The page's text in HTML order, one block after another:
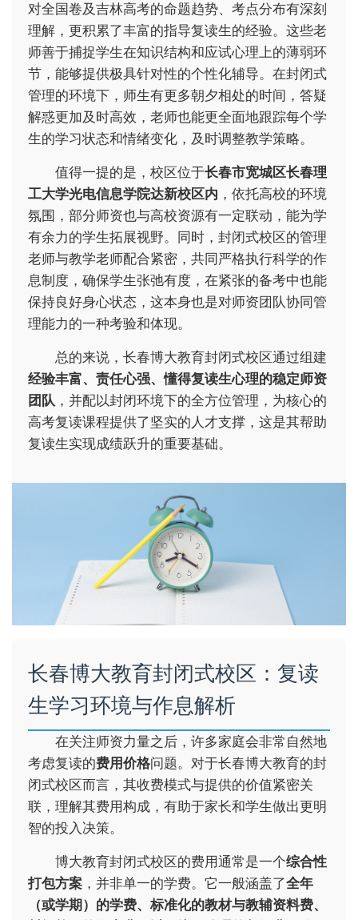
对全国卷及吉林高考的命题趋势、考点分布有深刻
理解，更积累了丰富的指导复读生的经验。这些老
师善于捕捉学生在知识结构和应试心理上的薄弱环
节，能够提供极具针对性的个性化辅导。在封闭式
管理的环境下，师生有更多朝夕相处的时间，答疑
解惑更加及时高效，老师也能更全面地跟踪每个学
生的学习状态和情绪变化，及时调整教学策略。
值得一提的是，校区位于长春市宽城区长春理
工大学光电信息学院达新校区内 ，依托高校的环境
氛围，部分师资也与高校资源有一定联动，能为学
有余力的学生拓展视野。同时，封闭式校区的管理
老师与教学老师配合紧密，共同严格执行科学的作
息制度，确保学生张弛有度，在紧张的备考中也能
保持良好身心状态，这本身也是对师资团队协同管
理能力的一种考验和体现。
总的来说，长春博大教育封闭式校区通过组建
经验丰富、责任心强、懂得复读生心理的稳定师资
团队 ，并配以封闭环境下的全方位管理，为核心的
高考复读课程提供了坚实的人才支撑，这是其帮助
复读生实现成绩跃升的重要基础。
长春博大教育封闭式校区：复读
生学习环境与作息解析
在关注师资力量之后，许多家庭会非常自然地
考虑复读的费用价格问题。对于长春博大教育的封
闭式校区而言，其收费模式与提供的价值紧密关
联，理解其费用构成，有助于家长和学生做出更明
智的投入决策。
博大教育封闭式校区的费用通常是一个综合性
打包方案 ，并非单一的学费。它一般涵盖了全年
（或学期）的学费、标准化的教材与教辅资料费、